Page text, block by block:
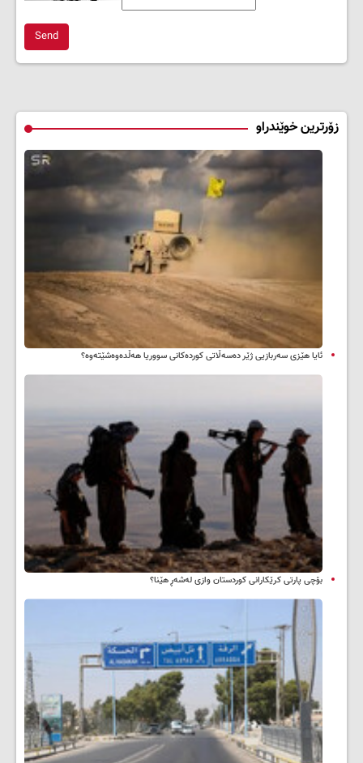
Send
زۆرترین خوێندراو
ئایا هێزی سەربازیی ژێر دەسەڵاتی کوردەکانی سووریا هەڵدەوەشێتەوە؟
بۆچی پارتی کرێکارانی کوردستان وازی لەشەڕ هێنا؟